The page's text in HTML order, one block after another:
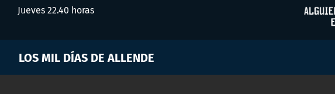
Jueves 22.40 horas
LOS MIL DÍAS DE ALLENDE